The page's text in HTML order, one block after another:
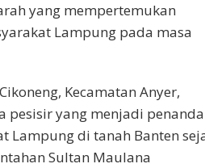
yang mempertemukan
Lampung pada masa
Kecamatan Anyer,
pesisir yang menjadi penanda
Lampung di tanah Banten
Sultan Maulana